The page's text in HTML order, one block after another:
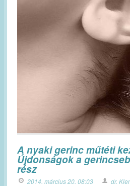
A nyaki gerinc műtéti
Újdonságok a
rész
2014. március 20. 08:03 dr.